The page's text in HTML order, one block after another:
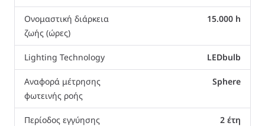
Ονομαστική διάρκεια
ζωής (ώρες)
15.000 h
Lighting Technology LEDbulb
Αναφορά μέτρησης
φωτεινής ροής
Sphere
Περίοδος εγγύησης 2 έτη